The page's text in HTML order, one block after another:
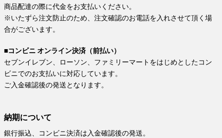
商品配達の際に代金をお支払いください。
※いたずら注文防止のため、注文確認のお電話を入れさせて頂く場
合がございます。
■コンビニ オンライン決済（前払い）
セブンイレブン、ローソン、ファミリーマートをはじめとしたコン
ビニでのお支払いに対応しています。
ご入金確認後の発送となります。
納期について
銀行振込、コンビニ決済は入金確認後の発送。